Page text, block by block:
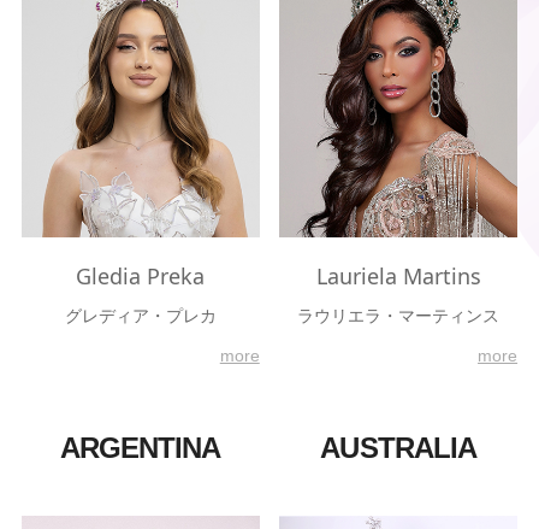
Gledia Preka
グレディア・プレカ
more
Lauriela Martins
ラウリエラ・マーティンス
more
ARGENTINA AUSTRALIA